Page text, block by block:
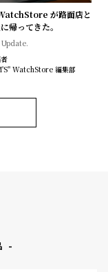
が路面店と
帰ってきた。
Update.
WatchStore 編集部